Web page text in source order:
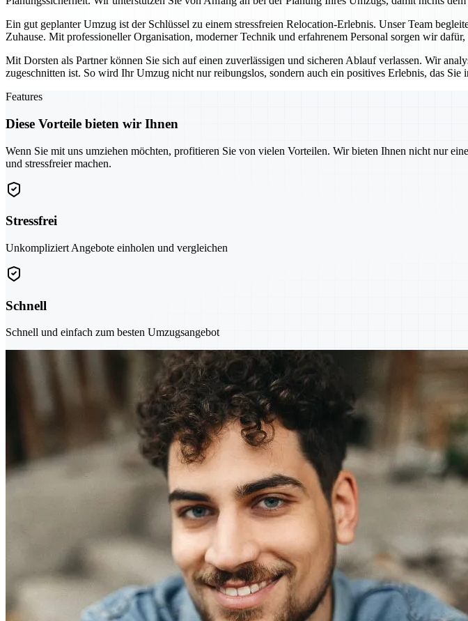
Ein gut geplanter Umzug ist der Schlüssel zu einem stressfreien Relocation-Erlebnis. Unser Team
Zuhause. Mit professioneller Organisation, moderner Technik und erfahrenem Personal sorgen wir
Mit Dorsten als Partner können Sie sich auf einen zuverlässigen und sicheren Ablauf verlassen. Wir
zugeschnitten ist. So wird Ihr Umzug nicht nur reibungslos, sondern auch ein positives Erlebnis, das Sie
Features
Diese Vorteile bieten wir Ihnen
Wenn Sie mit uns umziehen möchten, profitieren Sie von vielen Vorteilen. Wir bieten Ihnen nicht nur
und stressfreier machen.
Stressfrei
Unkompliziert Angebote einholen und vergleichen
Schnell
Schnell und einfach zum besten Umzugsangebot